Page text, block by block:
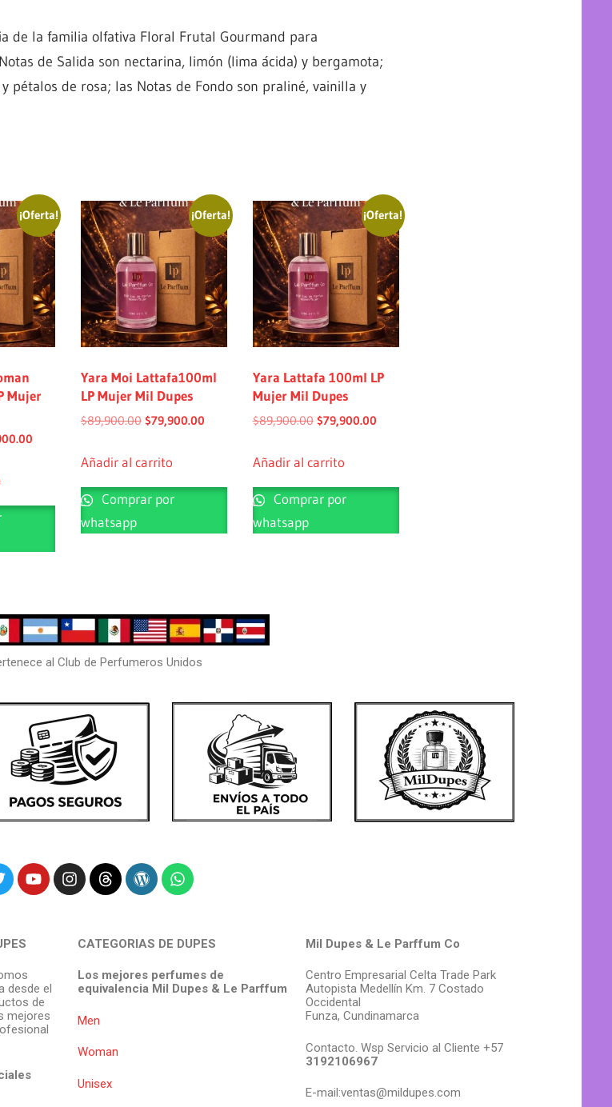
de la familia olfativa Floral Frutal Gourmand para
de Salida son nectarina, limón (lima ácida) y bergamota;
pétalos de rosa; las Notas de Fondo son praliné, vainilla y
¡Oferta!
Mujer
¡Oferta!
Yara Moi Lattafa100ml
LP Mujer Mil Dupes
$89,900.00 $79,900.00
Añadir al carrito
Comprar por
whatsapp
¡Oferta!
Yara Lattafa 100ml LP
Mujer Mil Dupes
$89,900.00 $79,900.00
Añadir al carrito
Comprar por
whatsapp
al Club de Perfumeros Unidos
desde el
de
mejores
CATEGORIAS DE DUPES
Los mejores perfumes de
equivalencia Mil Dupes & Le Parffum
Men
Woman
Unisex
Mil Dupes & Le Parffum Co
Centro Empresarial Celta Trade Park
Autopista Medellín Km. 7 Costado
Occidental
Funza, Cundinamarca
Contacto. Wsp Servicio al Cliente +57
3192106967
E-mail:ventas@mildupes.com